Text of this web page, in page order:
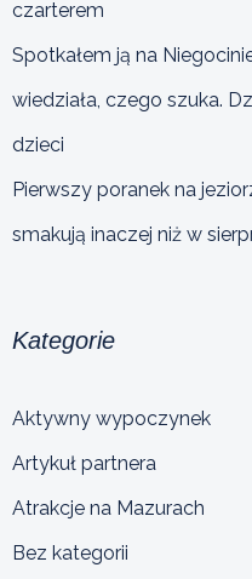
czarterem
Spotkałem ją na
wiedziała, czego szuka.
dzieci
Pierwszy poranek na
smakują inaczej niż w
Kategorie
Aktywny wypoczynek
Artykuł partnera
Atrakcje na Mazurach
Bez kategorii